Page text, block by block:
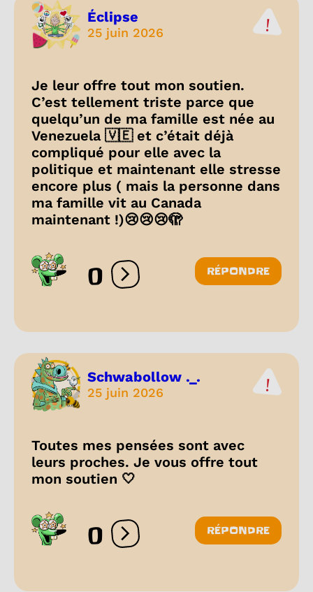
Éclipse
25 juin 2026
Je leur offre tout mon soutien.
C’est tellement triste parce que
quelqu’un de ma famille est née au
Venezuela 🇻🇪 et c’était déjà
compliqué pour elle avec la
politique et maintenant elle stresse
encore plus ( mais la personne dans
ma famille vit au Canada
maintenant !)😢😢😢🫣
0 Ouvrir les réactions
RÉPONDRE
Schwabollow ._.
25 juin 2026
Toutes mes pensées sont avec
leurs proches. Je vous offre tout
mon soutien 🤍
0 Ouvrir les réactions
RÉPONDRE